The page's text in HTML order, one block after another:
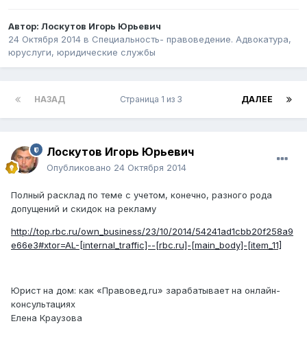
Автор: Лоскутов Игорь Юрьевич
24 Октября 2014 в Специальность- правоведение. Адвокатура,
юруслуги, юридические службы
НАЗАД ДАЛЕЕ
Страница 1 из 3
Лоскутов Игорь Юрьевич
Опубликовано 24 Октября 2014
Полный расклад по теме с учетом, конечно, разного рода
допущений и скидок на рекламу
http://top.rbc.ru/own_business/23/10/2014/54241ad1cbb20f258a9
e66e3#xtor=AL-[internal_traffic]--[rbc.ru]-[main_body]-[item_11]
Юрист на дом: как «Правовед.ru» зарабатывает на онлайн-
консультациях
Елена Краузова